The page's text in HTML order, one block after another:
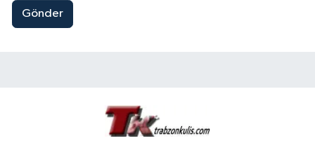
Gönder